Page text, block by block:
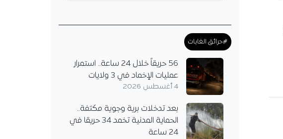
#حرائق الغابات
56 حريقاً خلال 24 ساعة.. استمرار
عمليات الإخماد في 3 ولايات
4 أغسطس 2026
بعد تدخلات برية وجوية مكثفة..
الحماية المدنية تخمد 34 حريقا في
24 ساعة